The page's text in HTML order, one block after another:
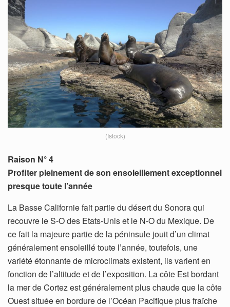
(Istock)
Raison N° 4
Profiter pleinement de son ensoleillement exceptionnel
presque toute l’année
La Basse Californie fait partie du désert du Sonora qui
recouvre le S-O des Etats-Unis et le N-O du Mexique. De
ce fait la majeure partie de la péninsule jouit d’un climat
généralement ensoleillé toute l’année, toutefois, une
variété étonnante de microclimats existent, ils varient en
fonction de l’altitude et de l’exposition. La côte Est bordant
la mer de Cortez est généralement plus chaude que la côte
Ouest située en bordure de l’Océan Pacifique plus fraîche